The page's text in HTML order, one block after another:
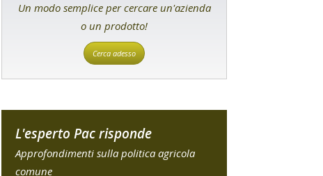
Un modo semplice per cercare un'azienda
o un prodotto!
Cerca adesso
L'esperto Pac risponde
Approfondimenti sulla politica agricola
comune